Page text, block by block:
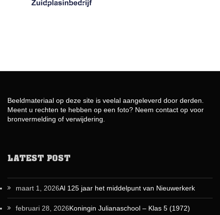
Beeldmateriaal op deze site is veelal aangeleverd door derden.
Meent u rechten te hebben op een foto? Neem contact op voor
bronvermelding of verwijdering.
LATEST POST
Al 125 jaar het middelpunt van Nieuwerkerk
maart 1, 2026
Koningin Julianaschool – Klas 5 (1972)
februari 28, 2026